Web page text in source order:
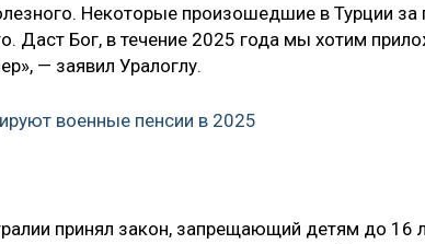
Некоторые произошедшие в Турции за
Даст Бог, в течение 2025 года мы хотим
— заявил Уралоглу.
военные пенсии в 2025
принял закон, запрещающий детям до 16